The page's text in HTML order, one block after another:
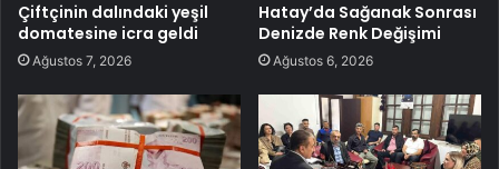
Çiftçinin dalındaki yeşil
domatesine icra geldi
Ağustos 7, 2026
Hatay’da Sağanak Sonrası
Denizde Renk Değişimi
Ağustos 6, 2026